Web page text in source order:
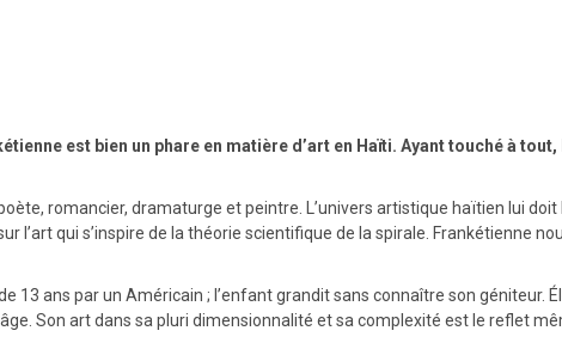
est bien un phare en matière d’art en Haïti. Ayant touché à
romancier, dramaturge et peintre. L’univers artistique haïtien lui
qui s’inspire de la théorie scientifique de la spirale. Frankétienne
13 ans par un Américain ; l’enfant grandit sans connaître son géniteur.
Son art dans sa pluri dimensionnalité et sa complexité est le reflet